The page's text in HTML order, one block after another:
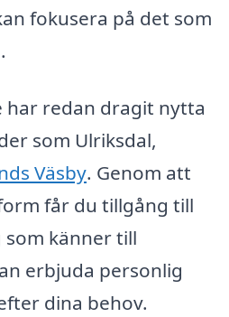
fokusera på det som
har redan dragit nytta
som Ulriksdal,
Väsby. Genom att
får du tillgång till
känner till
erbjuda personlig
dina behov.